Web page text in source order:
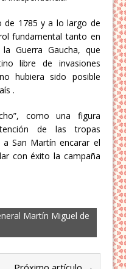
de 1785 y a lo largo de
fundamental tanto en
Guerra Gaucha, que
libre de invasiones
hubiera sido posible
.
como una figura
de las tropas
San Martín encarar el
con éxito la campaña
Martín Miguel de